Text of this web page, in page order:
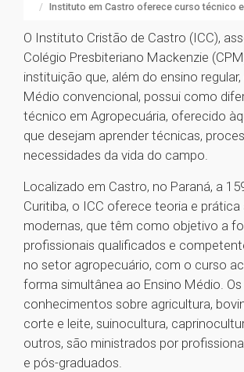
Instituto em Castro oferece curso técnico
O Instituto Cristão de Castro (ICC),
Colégio Presbiteriano Mackenzie
instituição que, além do ensino
Médio convencional, possui como
técnico em Agropecuária, oferecido
que desejam aprender técnicas,
necessidades da vida do campo.
Localizado em Castro, no Paraná, a
Curitiba, o ICC oferece teoria e prática
modernas, que têm como objetivo a
profissionais qualificados e
no setor agropecuário, com o curso
forma simultânea ao Ensino Médio. Os
conhecimentos sobre agricultura,
corte e leite, suinocultura,
outros, são ministrados por
e pós-graduados.